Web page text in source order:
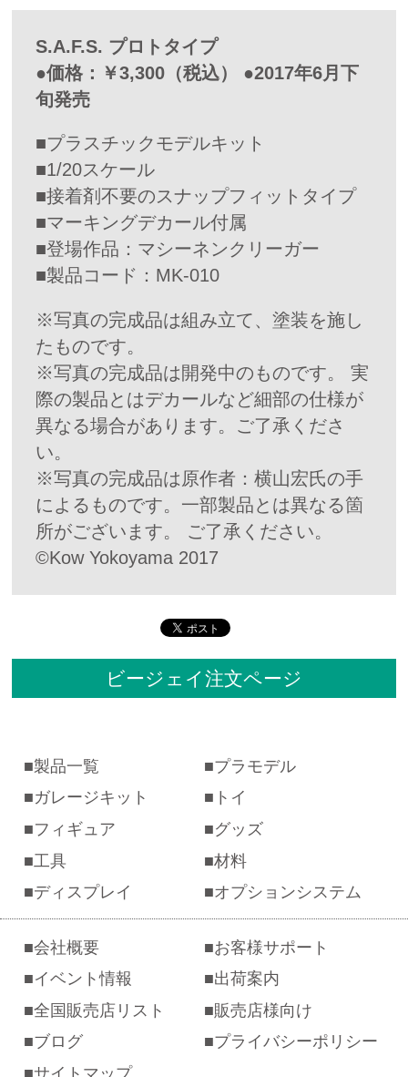
S.A.F.S. プロトタイプ
●価格：￥3,300（税込） ●2017年6月下
旬発売
■プラスチックモデルキット
■1/20スケール
■接着剤不要のスナップフィットタイプ
■マーキングデカール付属
■登場作品：マシーネンクリーガー
■製品コード：MK-010
※写真の完成品は組み立て、塗装を施し
たものです。
※写真の完成品は開発中のものです。 実
際の製品とはデカールなど細部の仕様が
異なる場合があります。ご了承くださ
い。
※写真の完成品は原作者：横山宏氏の手
によるものです。一部製品とは異なる箇
所がございます。 ご了承ください。
©Kow Yokoyama 2017
ビージェイ注文ページ
製品一覧
プラモデル
ガレージキット
トイ
フィギュア
グッズ
工具
材料
ディスプレイ
オプションシステム
会社概要
お客様サポート
イベント情報
出荷案内
全国販売店リスト
販売店様向け
ブログ
プライバシーポリシー
サイトマップ